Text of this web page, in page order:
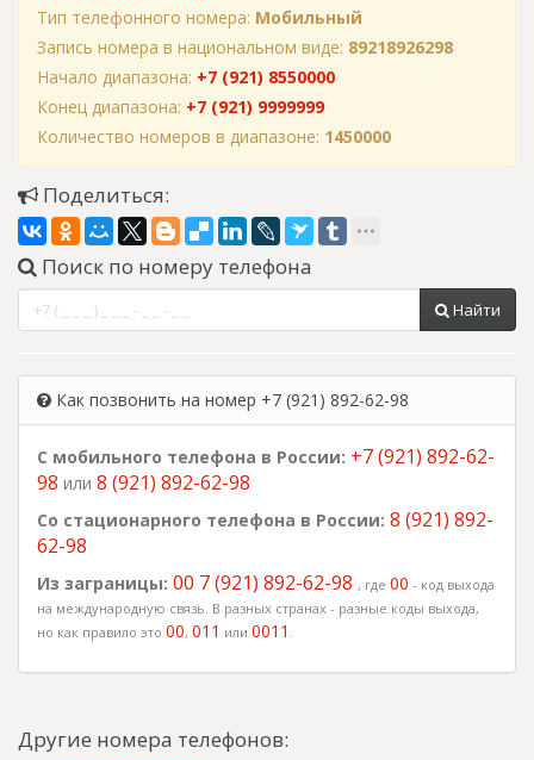
Тип телефонного номера: Мобильный
Запись номера в национальном виде: 89218926298
Начало диапазона: +7 (921) 8550000
Конец диапазона: +7 (921) 9999999
Количество номеров в диапазоне: 1450000
Поделиться:
Поиск по номеру телефона
Найти
Как позвонить на номер +7 (921) 892-62-98
С мобильного телефона в России: +7 (921) 892-62-
98 или 8 (921) 892-62-98
Со стационарного телефона в России: 8 (921) 892-
62-98
Из заграницы: 00 7 (921) 892-62-98 , где 00 - код выхода
на международную связь. В разных странах - разные коды выхода,
но как правило это 00, 011 или 0011 .
Другие номера телефонов: